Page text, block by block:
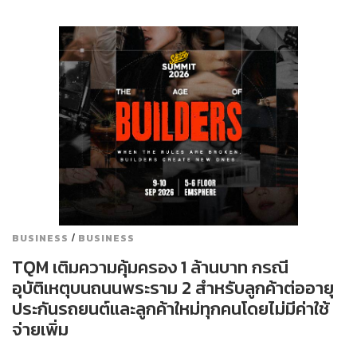
BUSINESS / BUSINESS
TQM เติมความคุ้มครอง 1 ล้านบาท กรณี
อุบัติเหตุบนถนนพระราม 2 สำหรับลูกค้าต่ออายุ
ประกันรถยนต์และลูกค้าใหม่ทุกคนโดยไม่มีค่าใช้
จ่ายเพิ่ม